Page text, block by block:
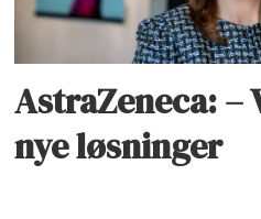
AstraZeneca: –
nye løsninger